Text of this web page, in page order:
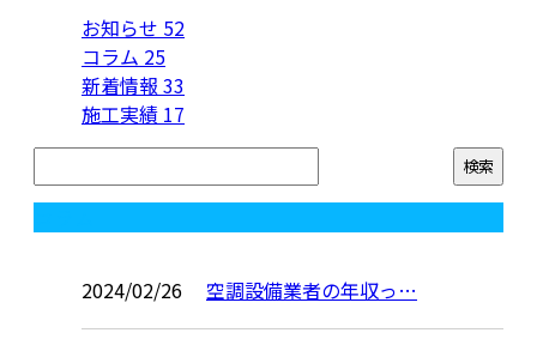
お知らせ 52
コラム 25
新着情報 33
施工実績 17
2024/02/26 空調設備業者の年収っ…